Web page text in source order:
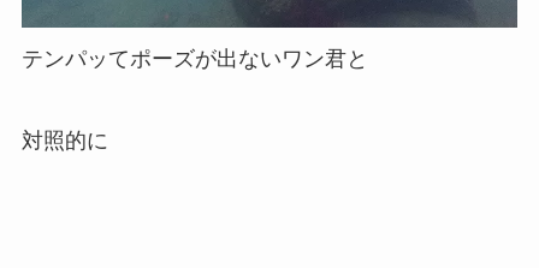
テンパッてポーズが出ないワン君と
対照的に